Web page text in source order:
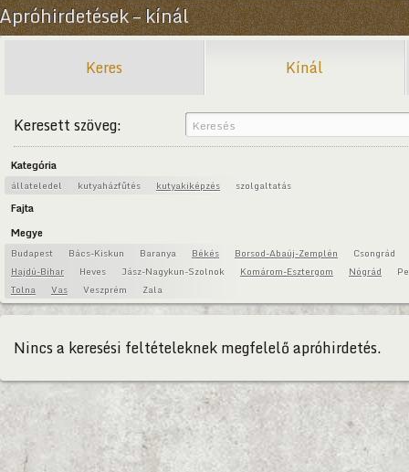
Apróhirdetések – kínál
Keres Kínál
Keresett szöveg:
Kategória
állateledel kutyaházfűtés kutyakiképzés szolgaltatás
Fajta
Megye
Budapest Bács-Kiskun Baranya Békés Borsod-Abaúj-Zemplén
Csongrád
Hajdú-Bihar
Heves Jász-Nagykun-Szolnok Komárom-Esztergom Nógrád
Tolna
Vas Veszprém Zala
Nincs a keresési feltételeknek megfelelő apróhirdetés.